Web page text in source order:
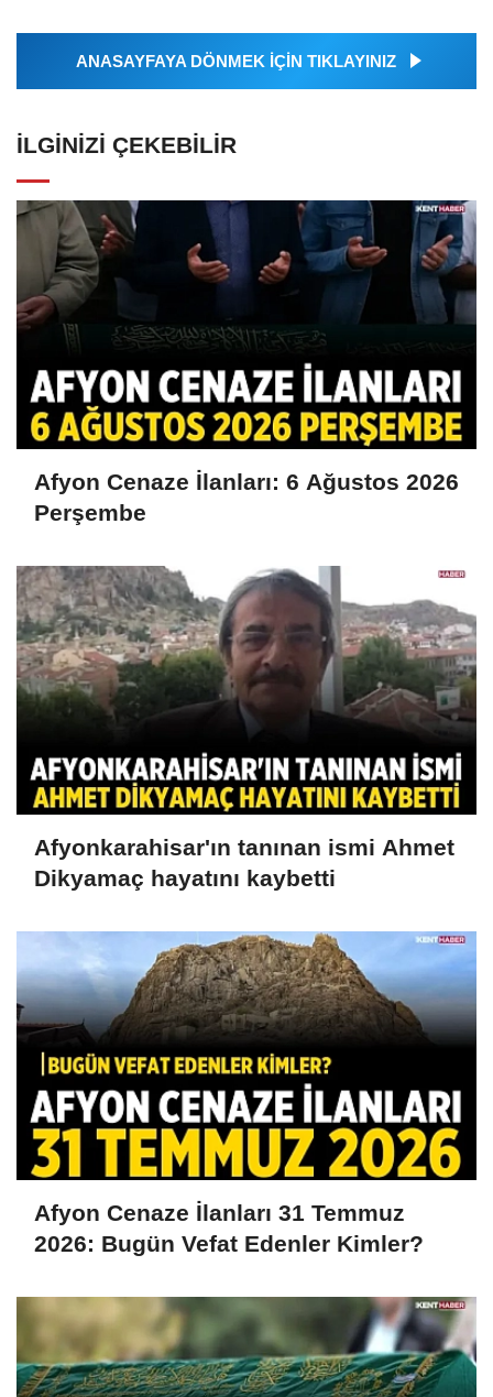
ANASAYFAYA DÖNMEK İÇİN TIKLAYINIZ
İLGINIZI ÇEKEBILIR
Afyon Cenaze İlanları: 6 Ağustos 2026
Perşembe
Afyonkarahisar'ın tanınan ismi Ahmet
Dikyamaç hayatını kaybetti
Afyon Cenaze İlanları 31 Temmuz
2026: Bugün Vefat Edenler Kimler?